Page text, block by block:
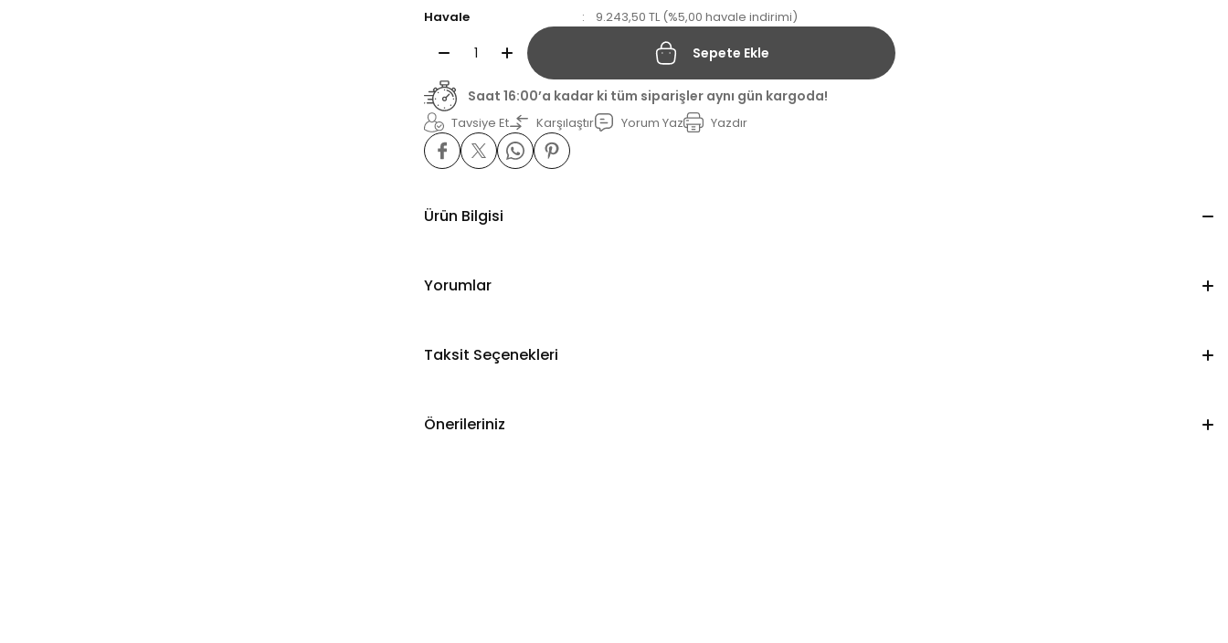
Havale
9.243,50 TL (%5,00 havale indirimi)
Sepete Ekle
Saat 16:00’a kadar ki tüm siparişler aynı gün kargoda!
Tavsiye Et Karşılaştır Yorum Yaz Yazdır
Ürün Bilgisi
Yorumlar
Taksit Seçenekleri
Önerileriniz